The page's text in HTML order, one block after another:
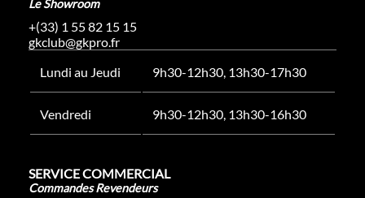
Le Showroom
+(33) 1 55 82 15 15
gkclub@gkpro.fr
Lundi au Jeudi
9h30-12h30, 13h30-17h30
Vendredi 9h30-12h30, 13h30-16h30
SERVICE COMMERCIAL
Commandes Revendeurs